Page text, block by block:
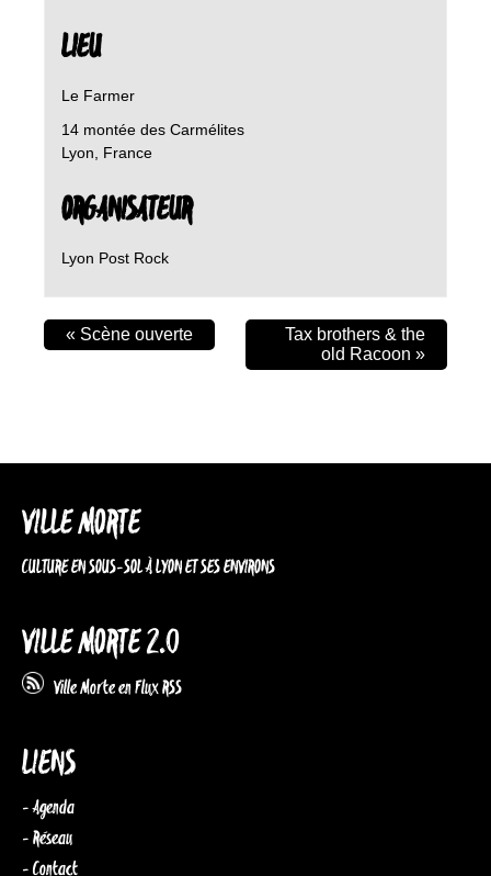
LIEU
Le Farmer
14 montée des Carmélites
Lyon
France
ORGANISATEUR
Lyon Post Rock
« Scène ouverte
Tax brothers & the
old Racoon »
VILLE MORTE
CULTURE EN SOUS-SOL À LYON ET SES ENVIRONS
VILLE MORTE 2.0
Ville Morte en Flux RSS
LIENS
- Agenda
- Réseau
- Contact